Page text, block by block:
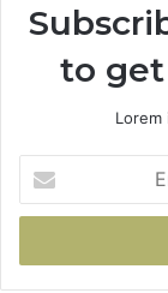
to
your
Email